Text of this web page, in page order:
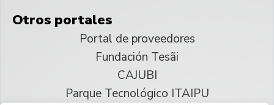
Otros portales
Portal de proveedores
Fundación Tesãi
CAJUBI
Parque Tecnológico ITAIPU